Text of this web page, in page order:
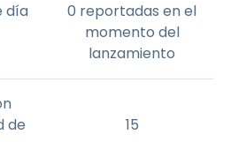
día
0 reportadas en el
momento del
lanzamiento
de
15